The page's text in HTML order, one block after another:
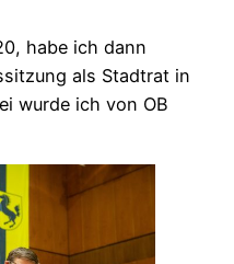
habe ich dann
als Stadtrat in
wurde ich von OB